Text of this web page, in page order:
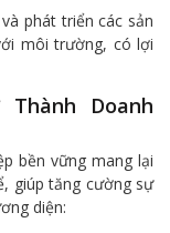
phát triển các sản
môi trường, có lợi
Doanh
bền vững mang lại
giúp tăng cường sự
diện: